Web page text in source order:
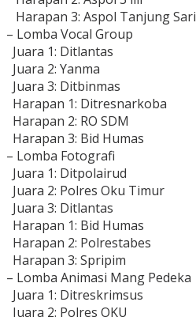
Harapan 3: Aspol Tanjung Sari
– Lomba Vocal Group
Juara 1: Ditlantas
Juara 2: Yanma
Juara 3: Ditbinmas
Harapan 1: Ditresnarkoba
Harapan 2: RO SDM
Harapan 3: Bid Humas
– Lomba Fotografi
Juara 1: Ditpolairud
Juara 2: Polres Oku Timur
Juara 3: Ditlantas
Harapan 1: Bid Humas
Harapan 2: Polrestabes
Harapan 3: Spripim
– Lomba Animasi Mang Pedeka
Juara 1: Ditreskrimsus
Juara 2: Polres OKU